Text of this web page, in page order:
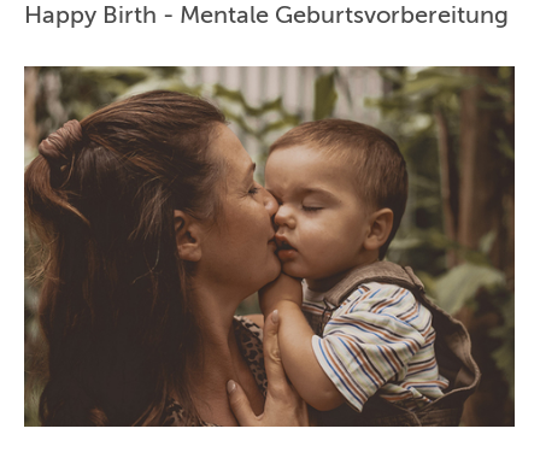
LEIPZIG
WIEN
ZÜRICH
ANDERE
REGIONEN
Happy Birth - Mentale Geburtsvorbereitung